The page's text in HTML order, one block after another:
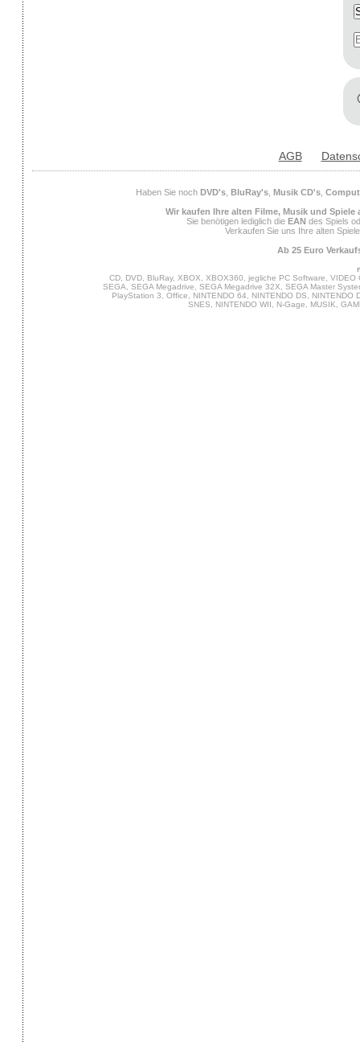
AGB
Haben Sie noch DVD's, BluRay's, Musik CD's,
Wir kaufen Ihre alten Filme, Musik und Spiele
Sie benötigen lediglich die EAN des Spiels
Verkaufen Sie uns Ihre alten
Ab 25 Euro
CD, DVD, BluRay, XBOX, XBOX360, jegliche PC Software,
SEGA, SEGA Megadrive, SEGA Megadrive 32X, SEGA Master
PlayStation 3, Office, NINTENDO 64, NINTENDO DS,
SNES, NINTENDO WII, N-Gage, MUSIK,